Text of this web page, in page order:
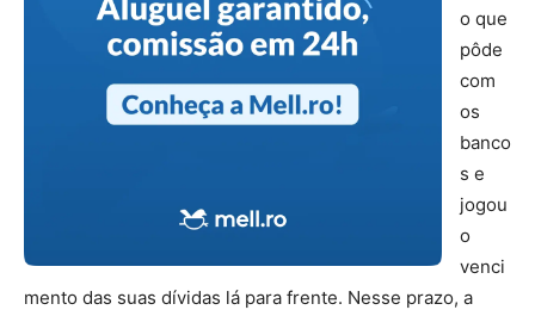
o que
pôde
com
os
banco
s e
jogou
o
venci
mento das suas dívidas lá para frente. Nesse prazo, a